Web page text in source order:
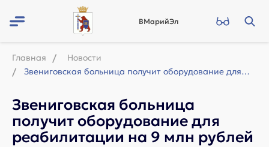
ВМарийЭл
Главная
Новости
Звениговская больница получит оборудование для реабилитации на 9 млн рублей
Звениговская больница
получит оборудование для
реабилитации на 9 млн рублей